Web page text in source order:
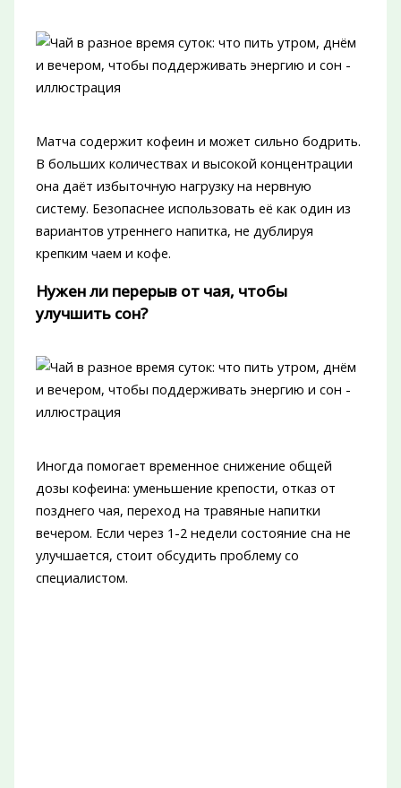
Матча содержит кофеин и может сильно бодрить.
В больших количествах и высокой концентрации
она даёт избыточную нагрузку на нервную
систему. Безопаснее использовать её как один из
вариантов утреннего напитка, не дублируя
крепким чаем и кофе.
Нужен ли перерыв от чая, чтобы
улучшить сон?
Иногда помогает временное снижение общей
дозы кофеина: уменьшение крепости, отказ от
позднего чая, переход на травяные напитки
вечером. Если через 1-2 недели состояние сна не
улучшается, стоит обсудить проблему со
специалистом.